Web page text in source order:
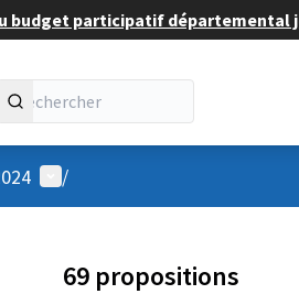
participatif départemental
Menu utilisateur
/
69 propositions